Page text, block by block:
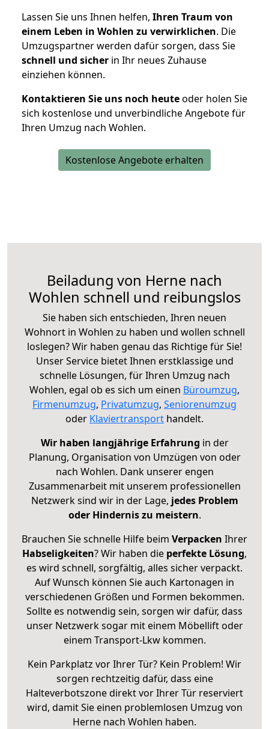
Lassen Sie uns Ihnen helfen, Ihren Traum von
einem Leben in Wohlen zu verwirklichen. Die
Umzugspartner werden dafür sorgen, dass Sie
schnell und sicher in Ihr neues Zuhause
einziehen können.
Kontaktieren Sie uns noch heuteoder holen Sie
sich kostenlose und unverbindliche Angebote für
Ihren Umzug nach Wohlen.
Kostenlose Angebote erhalten
Beiladung von Herne nach
Wohlen schnell und reibungslos
Sie haben sich entschieden, Ihren neuen
Wohnort in Wohlen zu haben und wollen schnell
loslegen? Wir haben genau das Richtige für Sie!
Unser Service bietet Ihnen erstklassige und
schnelle Lösungen, für Ihren Umzug nach
Wohlen, egal ob es sich um einen Büroumzug,
Firmenumzug, Privatumzug, Seniorenumzug
oder Klaviertransport handelt.
Wir haben langjährige Erfahrung in der
Planung, Organisation von Umzügen von oder
nach Wohlen. Dank unserer engen
Zusammenarbeit mit unserem professionellen
Netzwerk sind wir in der Lage, jedes Problem
oder Hindernis zu meistern.
Brauchen Sie schnelle Hilfe beim Verpacken Ihrer
Habseligkeiten? Wir haben die perfekte Lösung,
es wird schnell, sorgfältig, alles sicher verpackt.
Auf Wunsch können Sie auch Kartonagen in
verschiedenen Größen und Formen bekommen.
Sollte es notwendig sein, sorgen wir dafür, dass
unser Netzwerk sogar mit einem Möbellift oder
einem Transport-Lkw kommen.
Kein Parkplatz vor Ihrer Tür? Kein Problem! Wir
sorgen rechtzeitig dafür, dass eine
Halteverbotszone direkt vor Ihrer Tür reserviert
wird, damit Sie einen problemlosen Umzug von
Herne nach Wohlen haben.